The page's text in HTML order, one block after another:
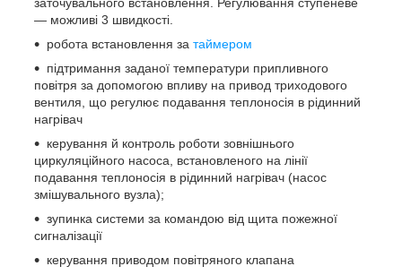
— можливі 3 швидкості.
робота встановлення за таймером
підтримання заданої температури припливного
повітря за допомогою впливу на привод триходового
вентиля, що регулює подавання теплоносія в рідинний
нагрівач
керування й контроль роботи зовнішнього
циркуляційного насоса, встановленого на лінії
подавання теплоносія в рідинний нагрівач (насос
змішувального вузла);
зупинка системи за командою від щита пожежної
сигналізації
керування приводом повітряного клапана